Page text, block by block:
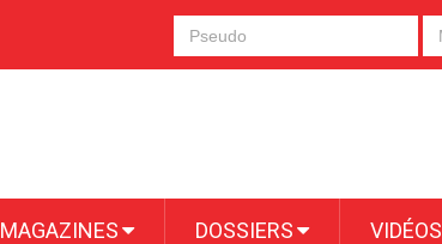
MAGAZINES DOSSIERS VIDÉOS